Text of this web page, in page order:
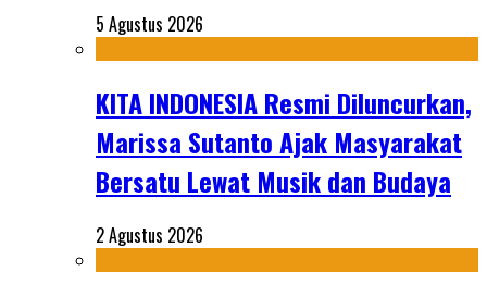
5 Agustus 2026
KITA INDONESIA Resmi Diluncurkan,
Marissa Sutanto Ajak Masyarakat
Bersatu Lewat Musik dan Budaya
2 Agustus 2026